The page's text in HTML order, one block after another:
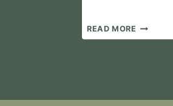
READ MORE 一
吃